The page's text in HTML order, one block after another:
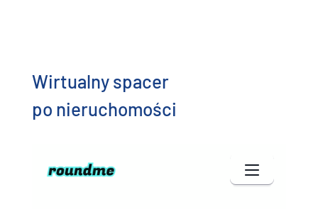
Wirtualny spacer
po nieruchomości